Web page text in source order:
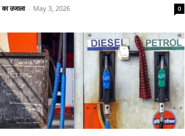
उजाला - May 3, 2026 0